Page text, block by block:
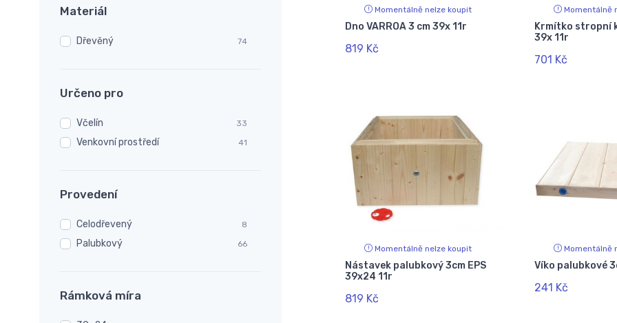
Materiál
Dřevěný 74
Určeno pro
Včelín 33
Venkovní prostředí 41
Provedení
Celodřevený 8
Palubkový 66
Rámková míra
Momentálně nelze koupit
Dno VARROA 3 cm 39x 11r
819 Kč
Momentálně
Krmítko stropní
39x 11r
701 Kč
Momentálně nelze koupit
Nástavek palubkový 3cm EPS
39x24 11r
819 Kč
Momentálně
Víko palubkové
241 Kč